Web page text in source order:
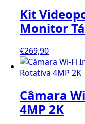
Kit
Monitor
€269,90
Câmara
4MP 2K